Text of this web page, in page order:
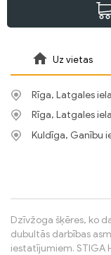
Uz vietas
Rīga, Latgales
Rīga, Latgales
Kuldīga, Ganību
Dzīvžoga šķēres, ko
dubultās darbības
iestatījumiem. STIGA